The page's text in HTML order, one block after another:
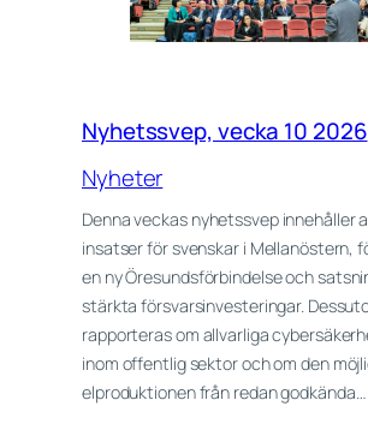
Nyhetssvep, vecka 10 2026
Nyheter
Denna veckas nyhetssvep innehåller
insatser för svenskar i Mellanöstern,
en ny Öresundsförbindelse och
stärkta försvarsinvesteringar.
rapporteras om allvarliga
inom offentlig sektor och om den
elproduktionen från redan godkända…